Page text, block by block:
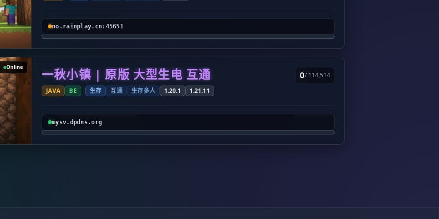
no.rainplay.cn:45651
Online 一秋小镇 | 原版 大型生电 互通
JAVA BE 生存 互通 生存多人 1.20.1 1.21.11
0/ 114,514
mysv.dpdns.org